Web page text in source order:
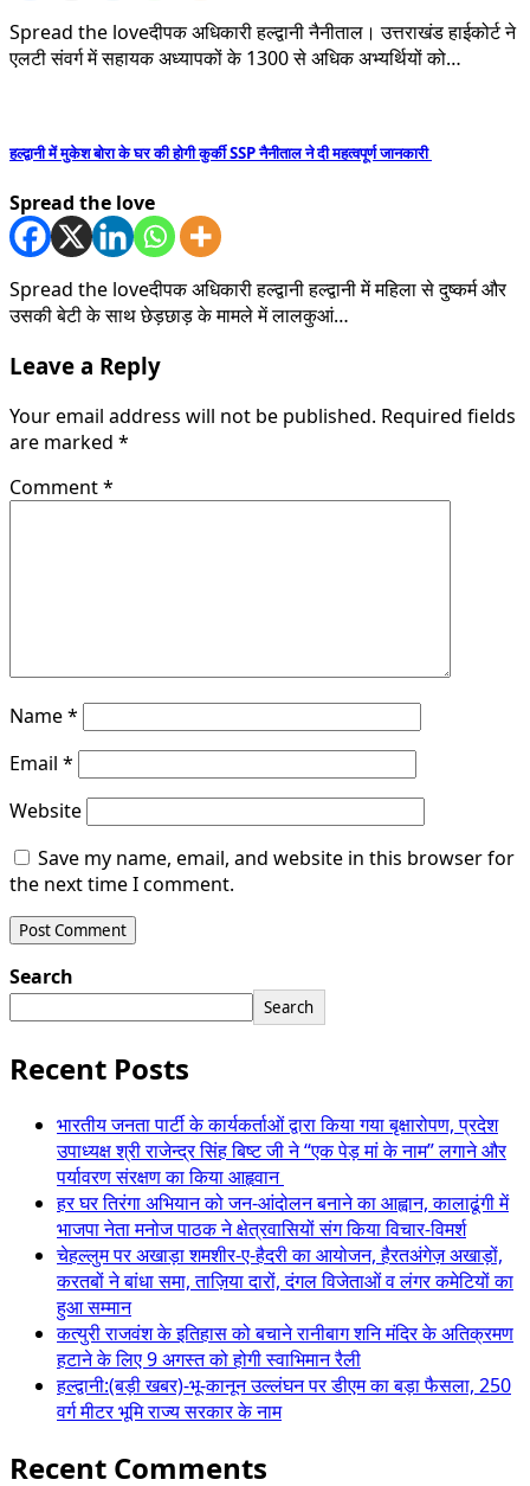
Spread the loveदीपक अधिकारी हल्द्वानी नैनीताल। उत्तराखंड हाईकोर्ट ने
एलटी संवर्ग में सहायक अध्यापकों के 1300 से अधिक अभ्यर्थियों को…
हल्द्वानी में मुकेश बोरा के घर की होगी कुर्की SSP नैनीताल ने दी महत्वपूर्ण जानकारी
Spread the love
Spread the loveदीपक अधिकारी हल्द्वानी हल्द्वानी में महिला से दुष्कर्म और
उसकी बेटी के साथ छेड़छाड़ के मामले में लालकुआं…
Leave a Reply
Your email address will not be published. Required fields
are marked *
Comment*
Name*
Email *
Website
Save my name, email, and website in this browser for
the next time I comment.
Search
Search
Recent Posts
भारतीय जनता पार्टी के कार्यकर्ताओं द्वारा किया गया बृक्षारोपण, प्रदेश
उपाध्यक्ष श्री राजेन्द्र सिंह बिष्ट जी ने “एक पेड़ मां के नाम” लगाने और
पर्यावरण संरक्षण का किया आहृवान
हर घर तिरंगा अभियान को जन-आंदोलन बनाने का आह्वान, कालाढूंगी में
भाजपा नेता मनोज पाठक ने क्षेत्रवासियों संग किया विचार-विमर्श
चेहल्लुम पर अखाड़ा शमशीर-ए-हैदरी का आयोजन, हैरतअंगेज़ अखाड़ों,
करतबों ने बांधा समा, ताज़िया दारों, दंगल विजेताओं व लंगर कमेटियों का
हुआ सम्मान
कत्युरी राजवंश के इतिहास को बचाने रानीबाग शनि मंदिर के अतिक्रमण
हटाने के लिए 9 अगस्त को होगी स्वाभिमान रैली
हल्द्वानी:(बड़ी खबर)-भू-कानून उल्लंघन पर डीएम का बड़ा फैसला, 250
वर्ग मीटर भूमि राज्य सरकार के नाम
Recent Comments